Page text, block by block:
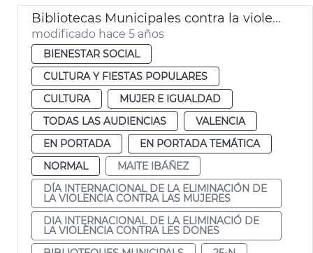
Bibliotecas Municipales contra la violencia hacia las mujeres
modificado hace 5 años
BIENESTAR SOCIAL
CULTURA Y FIESTAS POPULARES
CULTURA
MUJER E IGUALDAD
TODAS LAS AUDIENCIAS
VALENCIA
EN PORTADA
EN PORTADA TEMÁTICA
NORMAL
MAITE IBÁÑEZ
DÍA INTERNACIONAL DE LA ELIMINACIÓN DE
LA VIOLENCIA CONTRA LAS MUJERES
DIA INTERNACIONAL DE LA ELIMINACIÓ DE
LA VIOLÈNCIA CONTRA LES DONES